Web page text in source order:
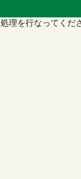
理を行なってくだ